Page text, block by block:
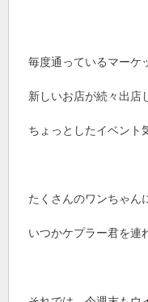
毎度通っているマーケ
新しいお店が続々出店
ちょっとしたイベント
たくさんのワンちゃん
いつかケプラー君を連